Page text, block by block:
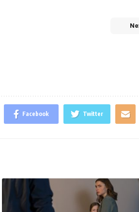
Facebook Twitter